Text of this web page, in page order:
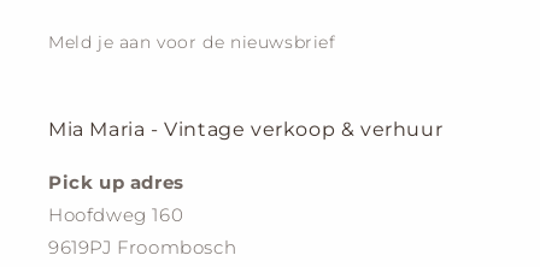
Meld je aan voor de nieuwsbrief
Mia Maria - Vintage verkoop & verhuur
Pick up adres
Hoofdweg 160
9619PJ Froombosch